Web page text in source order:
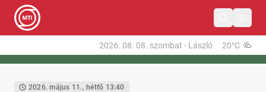
2026. 08. 08. szombat - László 20°C
2026. május 11., hétfő 13:40